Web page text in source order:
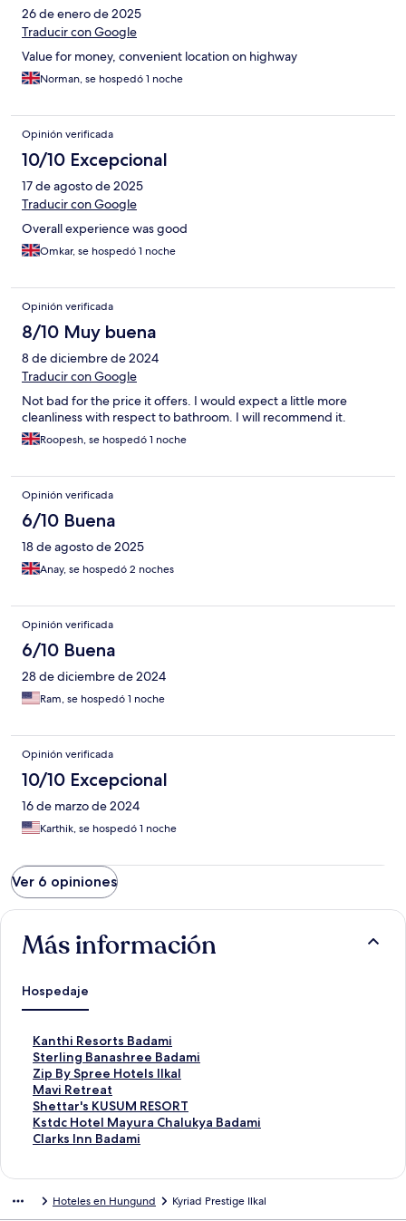
26 de enero de 2025
Traducir con Google
Value for money, convenient location on highway
Norman, se hospedó 1 noche
Opinión verificada
10/10 Excepcional
17 de agosto de 2025
Traducir con Google
Overall experience was good
Omkar, se hospedó 1 noche
Opinión verificada
8/10 Muy buena
8 de diciembre de 2024
Traducir con Google
Not bad for the price it offers. I would expect a little more
cleanliness with respect to bathroom. I will recommend it.
Roopesh, se hospedó 1 noche
Opinión verificada
6/10 Buena
18 de agosto de 2025
Anay, se hospedó 2 noches
Opinión verificada
6/10 Buena
28 de diciembre de 2024
Ram, se hospedó 1 noche
Opinión verificada
10/10 Excepcional
16 de marzo de 2024
Karthik, se hospedó 1 noche
Ver 6 opiniones
Más información
Hospedaje
Kanthi Resorts Badami
E
n
l
a
c
e
p
Sterling Banashree Badami
E
n
l
a
c
e
Zip By Spree Hotels Ilkal
E
n
l
a
c
Mavi Retreat
E
n
l
a
Shettar's KUSUM RESORT
E
n
l
Kstdc Hotel Mayura Chalukya Badami
E
n
Clarks Inn Badami
E
Hoteles en Hungund Kyriad Prestige Ilkal